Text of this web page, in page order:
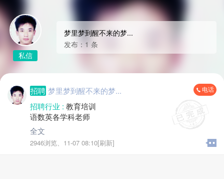
私信
梦里梦到醒不来的梦...
发布：1 条
招聘 梦里梦到醒不来的梦... 电话
招聘行业 : 教育培训
语数英各学科老师
全文
2946浏览、 11-07 08:10[刷新]